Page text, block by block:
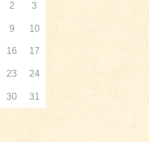
2 3
9 10
16 17
23 24
30 31